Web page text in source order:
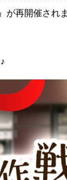
が再開催され